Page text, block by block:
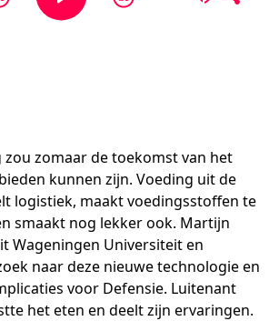
zomaar de toekomst van het
kunnen zijn. Voeding uit de
logistiek, maakt voedingsstoffen te
smaakt nog lekker ook. Martijn
Wageningen Universiteit en
naar deze nieuwe technologie en
voor Defensie. Luitenant
het eten en deelt zijn ervaringen.